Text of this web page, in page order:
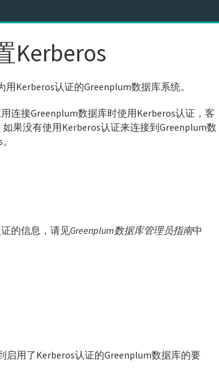
Kerberos
Kerberos认证的Greenplum数据库系统。
连接Greenplum数据库时使用Kerberos认证，客
果没有使用Kerberos认证来连接到Greenplum数
的信息，请见Greenplum数据库管理员指南中
启用了Kerberos认证的Greenplum数据库的要